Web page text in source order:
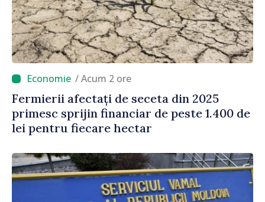
/ Acum 2 ore
Fermierii afectați de seceta din 2025
primesc sprijin financiar de peste 1.400 de
lei pentru fiecare hectar